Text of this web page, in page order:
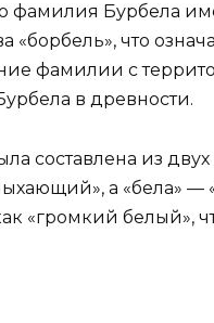
фамилия Бурбела
«борбель», что
фамилии с
в древности.
составлена из двух
а «бела» —
«громкий белый»,